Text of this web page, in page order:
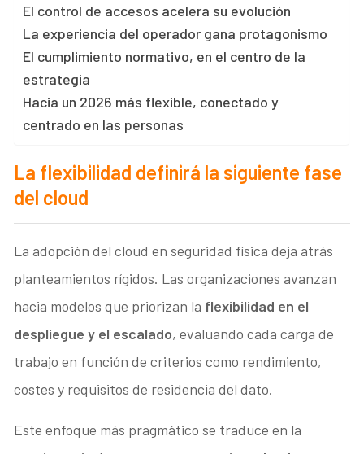
El control de accesos acelera su evolución
La experiencia del operador gana protagonismo
El cumplimiento normativo, en el centro de la
estrategia
Hacia un 2026 más flexible, conectado y
centrado en las personas
La flexibilidad definirá la siguiente fase
del cloud
La adopción del cloud en seguridad física deja atrás
planteamientos rígidos. Las organizaciones avanzan
hacia modelos que priorizan la flexibilidad en el
despliegue y el escalado, evaluando cada carga de
trabajo en función de criterios como rendimiento,
costes y requisitos de residencia del dato.
Este enfoque más pragmático se traduce en la